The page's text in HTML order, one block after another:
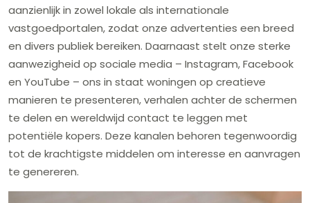
aanzienlijk in zowel lokale als internationale
vastgoedportalen, zodat onze advertenties een breed
en divers publiek bereiken. Daarnaast stelt onze sterke
aanwezigheid op sociale media – Instagram, Facebook
en YouTube – ons in staat woningen op creatieve
manieren te presenteren, verhalen achter de schermen
te delen en wereldwijd contact te leggen met
potentiële kopers. Deze kanalen behoren tegenwoordig
tot de krachtigste middelen om interesse en aanvragen
te genereren.